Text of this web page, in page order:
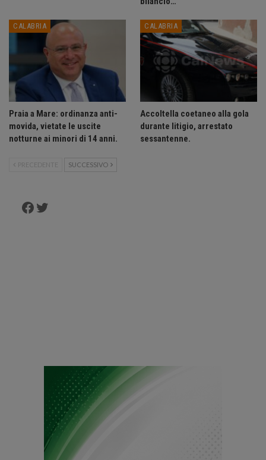
CALABRIA
Praia a Mare: ordinanza anti-
movida, vietate le uscite
notturne ai minori di 14 anni.
CALABRIA
Accoltella coetaneo alla gola
durante litigio, arrestato
sessantenne.
PRECEDENTE SUCCESSIVO
Facebook
Twitter